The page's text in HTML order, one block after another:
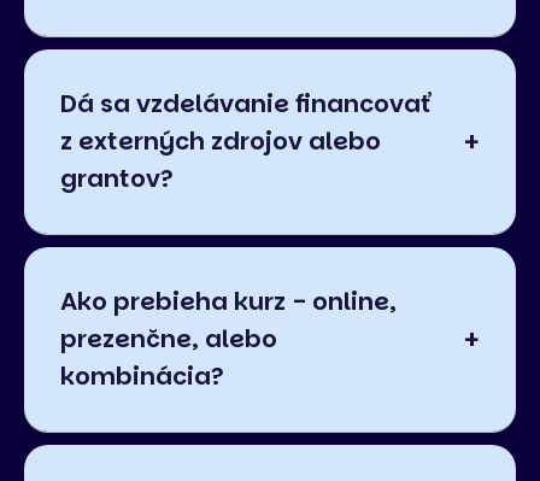
Dá sa vzdelávanie financovať
z externých zdrojov alebo
grantov?
Ako prebieha kurz - online,
prezenčne, alebo
kombinácia?